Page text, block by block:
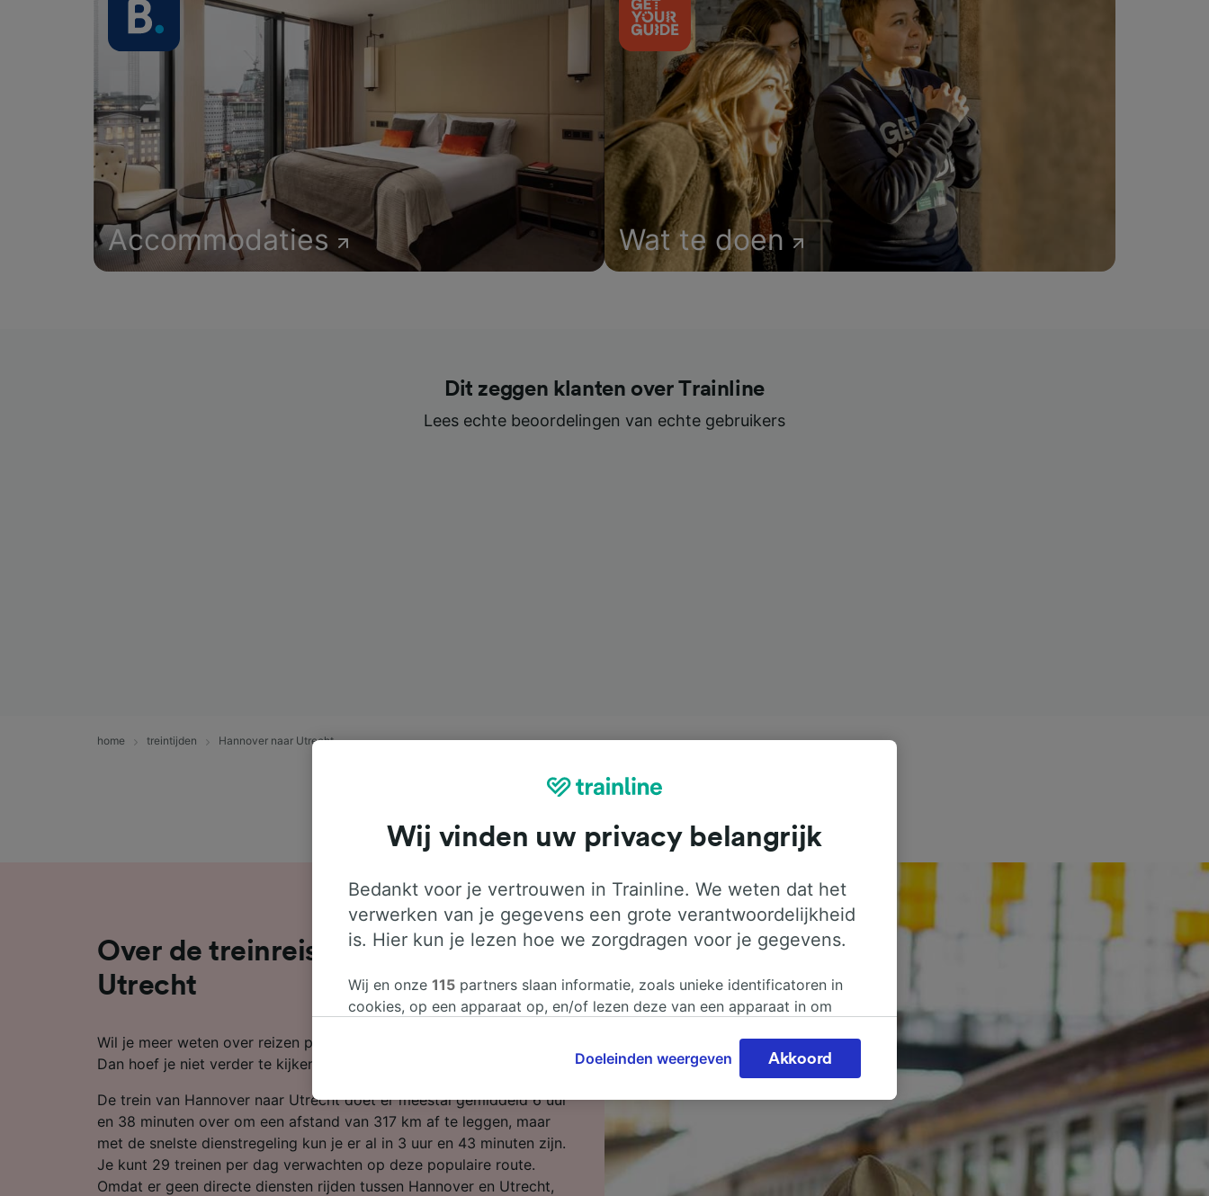
Accommodaties Wat te doen
Dit zeggen klanten over Trainline
Lees echte beoordelingen van echte gebruikers
home treintijden Hannover naar Utrecht
Over de treinreis van Hannover naar
Utrecht
Wil je meer weten over reizen per trein van Hannover naar Utrecht?
Dan hoef je niet verder te kijken.
De trein van Hannover naar Utrecht doet er meestal gemiddeld 6 uur
en 38 minuten over om een afstand van 317 km af te leggen, maar
met de snelste dienstregeling kun je er al in 3 uur en 43 minuten zijn.
Je kunt 29 treinen per dag verwachten op deze populaire route.
Omdat er geen directe diensten rijden tussen Hannover en Utrecht,
Wij vinden uw privacy belangrijk
Bedankt voor je vertrouwen in Trainline. We weten dat het
verwerken van je gegevens een grote verantwoordelijkheid
is. Hier kun je lezen hoe we zorgdragen voor je gegevens.
Wij en onze 115 partners slaan informatie, zoals unieke identificatoren in
cookies, op een apparaat op, en/of lezen deze van een apparaat in om
wijzigen door hieronder te klikken. Daaronder valt ook je recht om
bezwaar te maken in alle gevallen dat er voor de verwerking een beroep
elk moment wijzigen op de pagina met onze privacyverklaring. Deze
keuzes worden aan onze partners doorgegeven en hebben geen invloed
op browsegegevens. Je gegevens worden niet gebruikt voor tracking als
je ons hebt gevraagd om je niet te volgen.
Doeleinden weergeven Akkoord